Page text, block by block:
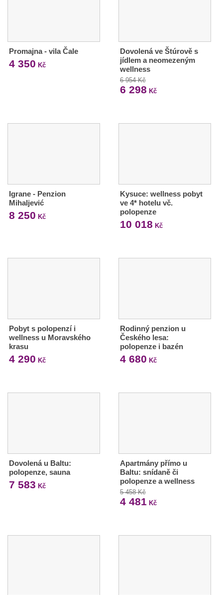
Promajna - vila Čale
4 350 Kč
Dovolená ve Štúrově s
jídlem a neomezeným
wellness
6 954 Kč
6 298 Kč
Igrane - Penzion
Mihaljević
8 250 Kč
Kysuce: wellness pobyt
ve 4* hotelu vč.
polopenze
10 018 Kč
Pobyt s polopenzí i
wellness u Moravského
krasu
4 290 Kč
Rodinný penzion u
Českého lesa:
polopenze i bazén
4 680 Kč
Dovolená u Baltu:
polopenze, sauna
7 583 Kč
Apartmány přímo u
Baltu: snídaně či
polopenze a wellness
5 458 Kč
4 481 Kč